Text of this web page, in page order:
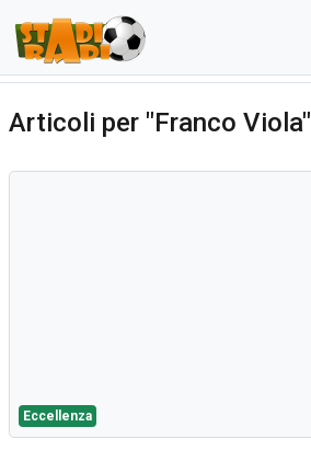
Articoli per "Franco Viola"
Eccellenza